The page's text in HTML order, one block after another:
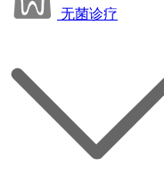
无菌诊疗